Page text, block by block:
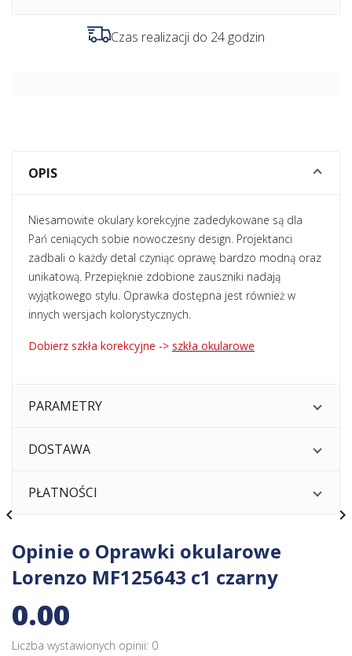
Czas realizacji do 24 godzin
OPIS
PARAMETRY
DOSTAWA
PŁATNOŚCI
Niesamowite okulary korekcyjne zadedykowane są dla
Pań ceniących sobie nowoczesny design. Projektanci
zadbali o każdy detal czyniąc oprawę bardzo modną oraz
unikatową. Przepięknie zdobione zauszniki nadają
wyjątkowego stylu. Oprawka dostępna jest również w
innych wersjach kolorystycznych.
Dobierz szkła korekcyjne -> szkła okularowe
Opinie o Oprawki okularowe
Lorenzo MF125643 c1 czarny
0.00
Liczba wystawionych opinii: 0
 